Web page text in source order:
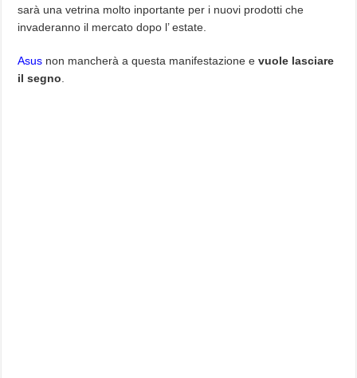
sarà una vetrina molto inportante per i nuovi prodotti che
invaderanno il mercato dopo l’ estate.
Asus non mancherà a questa manifestazione evuole lasciare
il segno